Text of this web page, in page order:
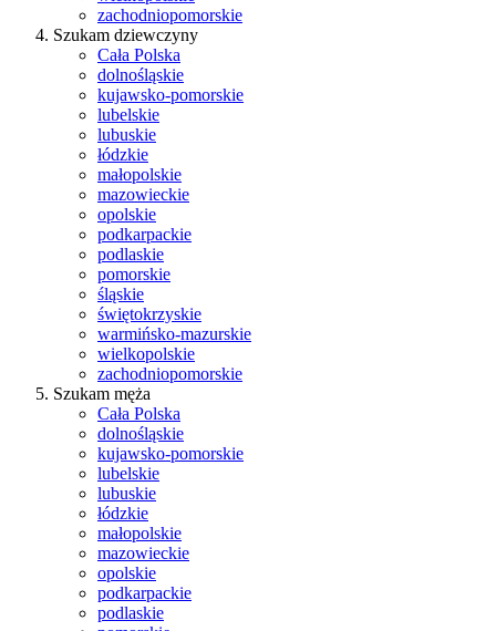
zachodniopomorskie
Szukam dziewczyny
Cała Polska
dolnośląskie
kujawsko-pomorskie
lubelskie
lubuskie
łódzkie
małopolskie
mazowieckie
opolskie
podkarpackie
podlaskie
pomorskie
śląskie
świętokrzyskie
warmińsko-mazurskie
wielkopolskie
zachodniopomorskie
Szukam męża
Cała Polska
dolnośląskie
kujawsko-pomorskie
lubelskie
lubuskie
łódzkie
małopolskie
mazowieckie
opolskie
podkarpackie
podlaskie